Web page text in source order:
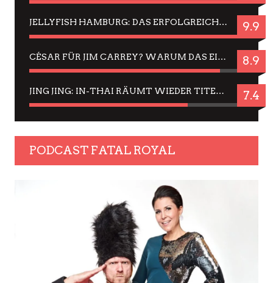
JELLYFISH HAMBURG: DAS ERFOLGREICHE SOMMER-MENÜ 2025 IN GEFÜHLEN UND BILDERN 9.9
CÉSAR FÜR JIM CARREY? WARUM DAS EINER DER NERVIGSTEN ACTORS IST UND BLEIBT 8.9
JING JING: IN-THAI RÄUMT WIEDER TITEL AB – EIN ZWEI-STUNDEN-ERLEBNISBERICHT 7.4
PODCAST FATAL ROYAL